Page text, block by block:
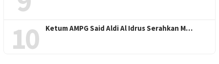
10 Ketum AMPG Said Aldi Al Idrus Serahkan M…